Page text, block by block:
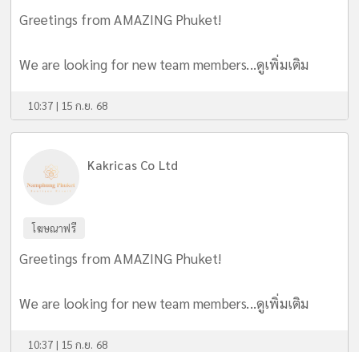
Greetings from AMAZING Phuket!
We are looking for new team members...ดูเพิ่มเติม
10:37 | 15 ก.ย. 68
Kakricas Co Ltd
โฆษณาฟรี
Greetings from AMAZING Phuket!
We are looking for new team members...ดูเพิ่มเติม
10:37 | 15 ก.ย. 68